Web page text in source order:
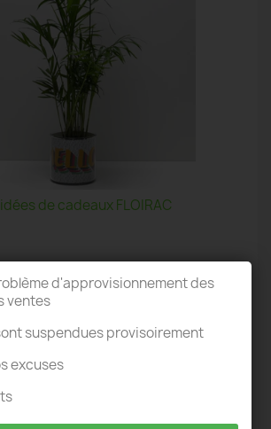
de cadeaux FLOIRAC
d'approvisionnement des
ventes
suspendues provisoirement
excuses